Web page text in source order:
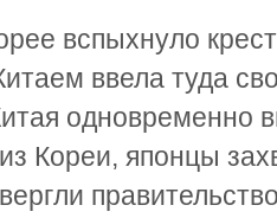
вспыхнуло
ввела туда
одновременно
Кореи, японцы